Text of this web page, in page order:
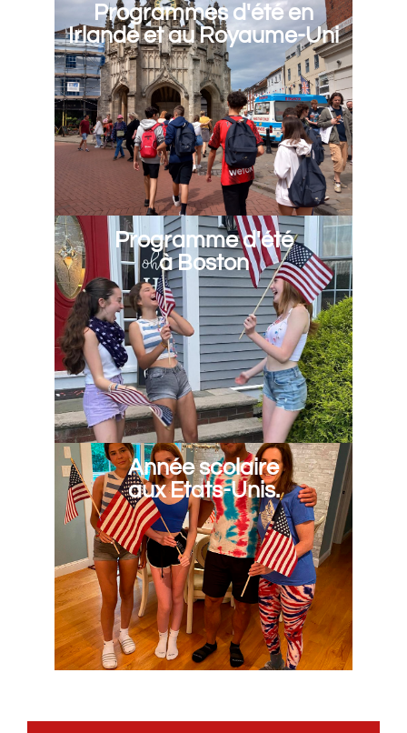
Programmes d'été en
Irlande et au Royaume-Uni
Programme d'été
à Boston
Année scolaire
aux Etats-Unis.